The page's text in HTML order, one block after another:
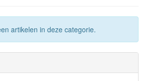
artikelen in deze categorie.